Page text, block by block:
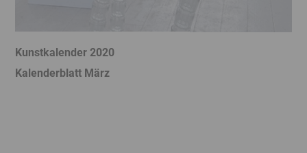
Kunstkalender 2020
Kalenderblatt März